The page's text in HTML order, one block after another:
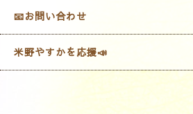
📧お問い合わせ
米野やすかを応援📣